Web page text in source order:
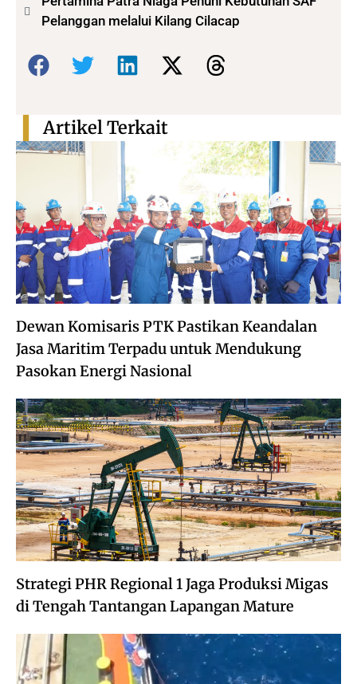
Pelanggan melalui Kilang Cilacap
Bagikan:
Dewan Komisaris PTK Pastikan Keandalan
Jasa Maritim Terpadu untuk Mendukung
Pasokan Energi Nasional
Strategi PHR Regional 1 Jaga Produksi Migas
di Tengah Tantangan Lapangan Mature
Artikel Terkait